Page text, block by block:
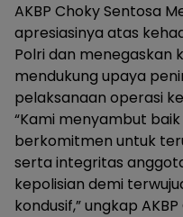
AKBP Choky Sentosa
apresiasinya atas
Polri dan menegaskan
mendukung upaya
pelaksanaan operasi
“Kami menyambut
berkomitmen untuk
serta integritas
kepolisian demi
kondusif,” ungkap